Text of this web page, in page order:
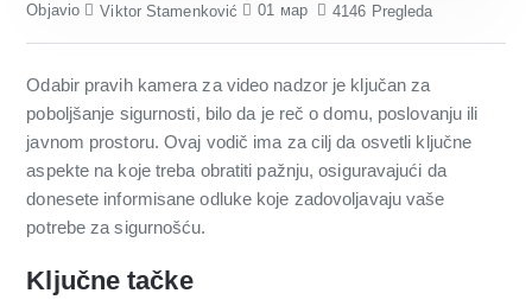
Objavio Viktor Stamenković 01 мар 4146 Pregleda
Odabir pravih kamera za video nadzor je ključan za
poboljšanje sigurnosti, bilo da je reč o domu, poslovanju ili
javnom prostoru. Ovaj vodič ima za cilj da osvetli ključne
aspekte na koje treba obratiti pažnju, osiguravajući da
donesete informisane odluke koje zadovoljavaju vaše
potrebe za sigurnošću.
Ključne tačke